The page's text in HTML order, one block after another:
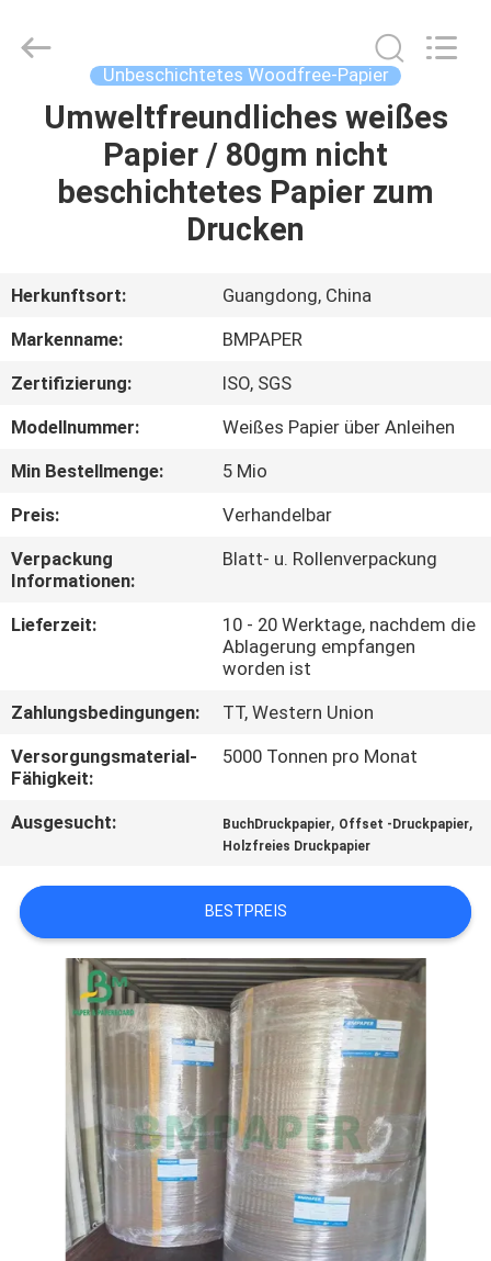
ÜBER
UNS
WERKSBESICHTIGUNG
QUALITÄTSKONTROLLE
KONTAKT
MIT
UNS
RECHTSSACHEN
SITEMAP
DATENSCHUTZRICHTLINIE
CO.,LTD.
Unbeschichtetes Woodfree-Papier
Umweltfreundliches weißes
Papier / 80gm nicht
beschichtetes Papier zum
Drucken
Herkunftsort:
Guangdong, China
Markenname:
BMPAPER
Zertifizierung:
ISO, SGS
Modellnummer:
Weißes Papier über Anleihen
Min Bestellmenge:
5 Mio
Preis:
Verhandelbar
Verpackung
Informationen:
Blatt- u. Rollenverpackung
Lieferzeit:
10 - 20 Werktage, nachdem die
Ablagerung empfangen
worden ist
Zahlungsbedingungen:
TT, Western Union
Versorgungsmaterial-
Fähigkeit:
5000 Tonnen pro Monat
Ausgesucht: BuchDruckpapier, Offset -Druckpapier,
Holzfreies Druckpapier
BESTPREIS